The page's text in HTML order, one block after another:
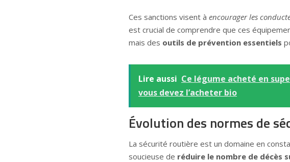
Ces sanctions visent à encourager les
est crucial de comprendre que ces
mais des outils de prévention essentiels
Lire aussi Ce légume acheté en
vous devez l’acheter bio
Évolution des normes de
La sécurité routière est un domaine en
soucieuse de réduire le nombre de décès